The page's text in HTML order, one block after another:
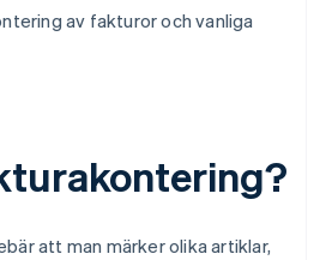
av fakturor och vanliga
att man märker olika artiklar,